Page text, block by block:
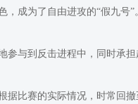
成为了自由进攻的“假九号
参与到反击进程中，同时承
比赛的实际情况，时常回